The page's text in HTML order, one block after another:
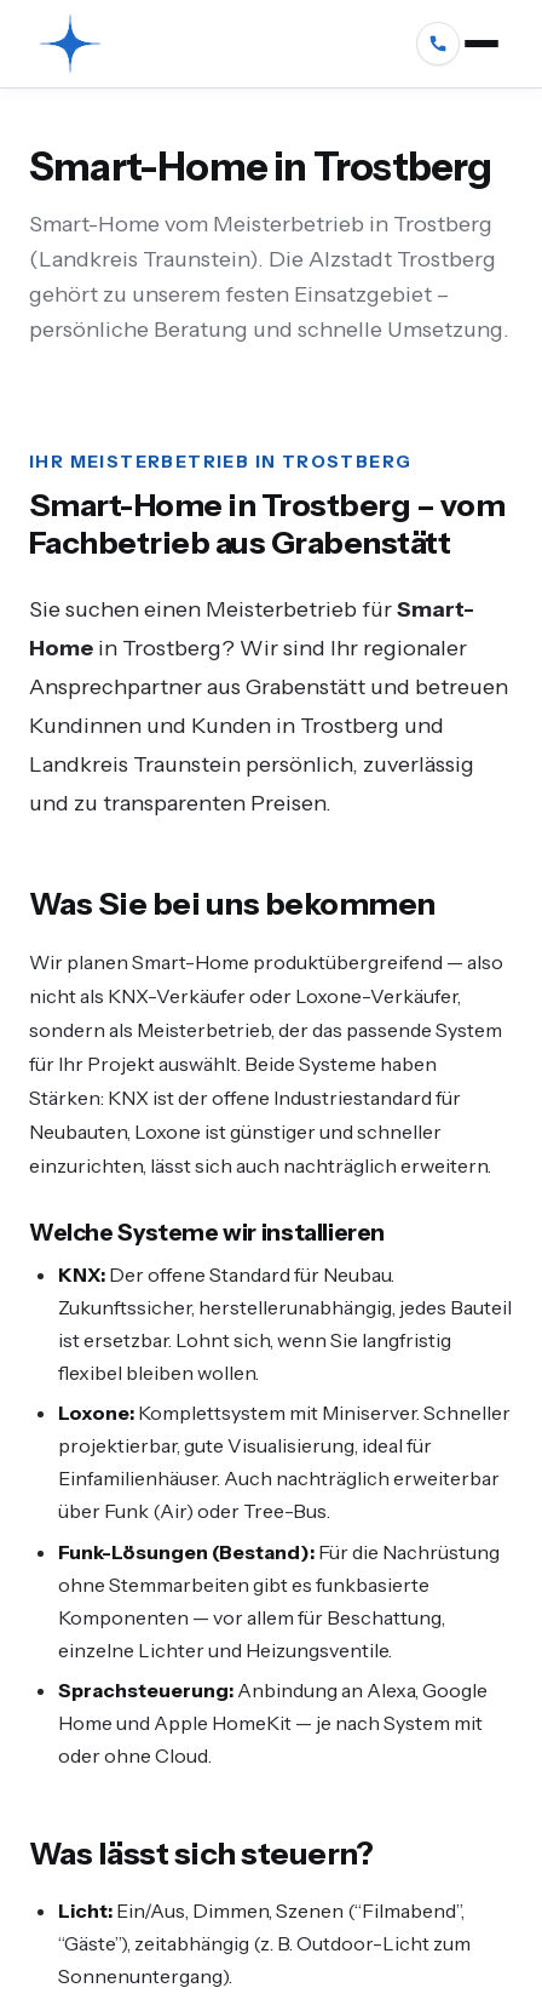
Smart-Home in Trostberg
Smart-Home vom Meisterbetrieb in Trostberg
(Landkreis Traunstein). Die Alzstadt Trostberg
gehört zu unserem festen Einsatzgebiet –
persönliche Beratung und schnelle Umsetzung.
IHR MEISTERBETRIEB IN TROSTBERG
Smart-Home in Trostberg – vom
Fachbetrieb aus Grabenstätt
Sie suchen einen Meisterbetrieb fürSmart-
Home in Trostberg? Wir sind Ihr regionaler
Ansprechpartner aus Grabenstätt und betreuen
Kundinnen und Kunden in Trostberg und
Landkreis Traunstein persönlich, zuverlässig
und zu transparenten Preisen.
Was Sie bei uns bekommen
Wir planen Smart-Home produktübergreifend — also
nicht als KNX-Verkäufer oder Loxone-Verkäufer,
sondern als Meisterbetrieb, der das passende System
für Ihr Projekt auswählt. Beide Systeme haben
Stärken: KNX ist der offene Industriestandard für
Neubauten, Loxone ist günstiger und schneller
einzurichten, lässt sich auch nachträglich erweitern.
Welche Systeme wir installieren
KNX: Der offene Standard für Neubau.
Zukunftssicher, herstellerunabhängig, jedes Bauteil
ist ersetzbar. Lohnt sich, wenn Sie langfristig
flexibel bleiben wollen.
Loxone: Komplettsystem mit Miniserver. Schneller
projektierbar, gute Visualisierung, ideal für
Einfamilienhäuser. Auch nachträglich erweiterbar
über Funk (Air) oder Tree-Bus.
Funk-Lösungen (Bestand): Für die Nachrüstung
ohne Stemmarbeiten gibt es funkbasierte
Komponenten — vor allem für Beschattung,
einzelne Lichter und Heizungsventile.
Sprachsteuerung: Anbindung an Alexa, Google
Home und Apple HomeKit — je nach System mit
oder ohne Cloud.
Was lässt sich steuern?
Licht: Ein/Aus, Dimmen, Szenen (“Filmabend”,
“Gäste”), zeitabhängig (z. B. Outdoor-Licht zum
Sonnenuntergang).